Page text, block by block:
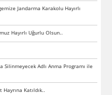
Jandarma Karakolu Hayırlı
Hayırlı Uğurlu Olsun..
Silinmeyecek Adlı Anma Programı ile
Katıldık..